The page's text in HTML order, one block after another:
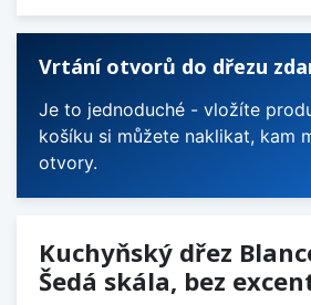
Vrtání otvorů do dřezu
Je to jednoduché - vložíte
košíku si můžete naklikat, kam
otvory.
Kuchyňský dřez
Šedá skála, bez